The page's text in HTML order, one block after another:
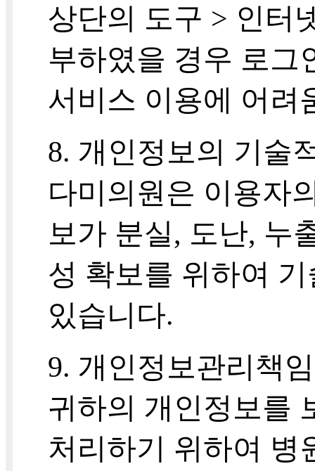
상단의 도구 > 인터
부하였을 경우 로그
서비스 이용에 어려
8. 개인정보의 기술
다미의원은 이용자
보가 분실, 도난, 누
성 확보를 위하여
있습니다.
9. 개인정보관리책
귀하의 개인정보를
처리하기 위하여 병